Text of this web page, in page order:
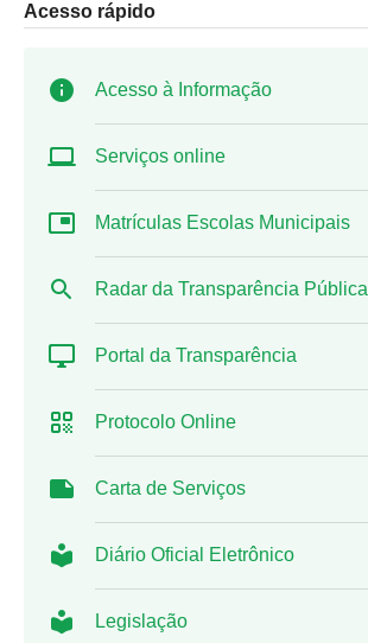
Acesso rápido
Acesso à Informação
Serviços online
Matrículas Escolas Municipais
Radar da Transparência Pública
Portal da Transparência
Protocolo Online
Carta de Serviços
Diário Oficial Eletrônico
Legislação